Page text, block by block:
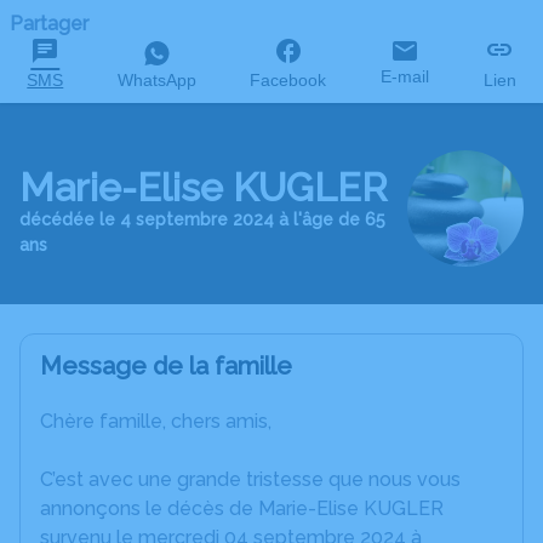
Partager
SMS WhatsApp Facebook E-mail Lien
Marie-Elise KUGLER
décédée le 4 septembre 2024 à l'âge de 65
ans
Message de la famille
Chère famille, chers amis,
C’est avec une grande tristesse que nous vous
annonçons le décès de Marie-Elise KUGLER
survenu le mercredi 04 septembre 2024 à